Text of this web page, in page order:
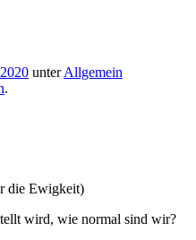
unterAllgemein
.
die Ewigkeit)
wird, wie normal sind wir?